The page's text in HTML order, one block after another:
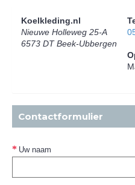
Koelkleding.nl
Nieuwe Holleweg 25-A
6573 DT Beek-Ubbergen
Contactformulier
Uw naam